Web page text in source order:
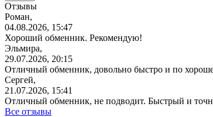
Отзывы
Роман,
04.08.2026, 15:47
Хороший обменник. Рекомендую!
Эльмира,
29.07.2026, 20:15
Отличный обменник, довольно быстро и по
Сергей,
21.07.2026, 15:41
Отличный обменник, не подводит. Быстрый и
Все отзывы